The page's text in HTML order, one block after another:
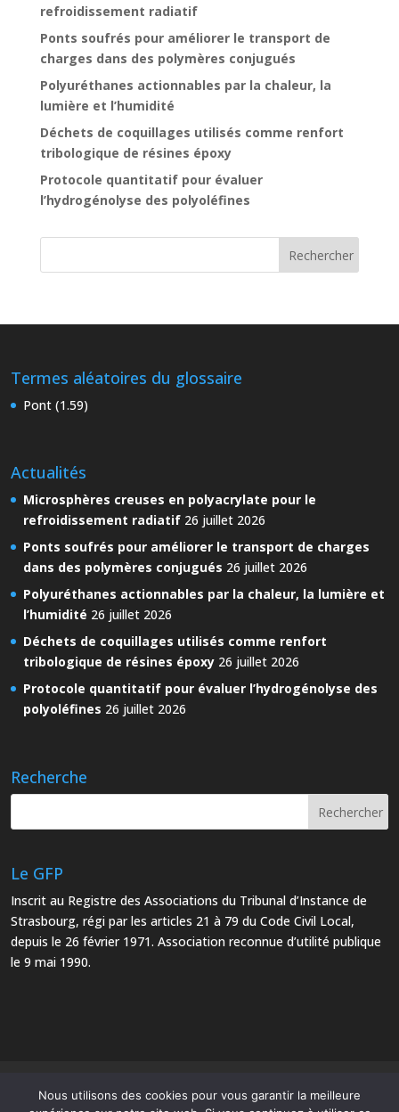
refroidissement radiatif
Ponts soufrés pour améliorer le transport de
charges dans des polymères conjugués
Polyuréthanes actionnables par la chaleur, la
lumière et l’humidité
Déchets de coquillages utilisés comme renfort
tribologique de résines époxy
Protocole quantitatif pour évaluer
l’hydrogénolyse des polyoléfines
Termes aléatoires du glossaire
Pont (1.59)
Actualités
Microsphères creuses en polyacrylate pour le
refroidissement radiatif 26 juillet 2026
Ponts soufrés pour améliorer le transport de charges
dans des polymères conjugués 26 juillet 2026
Polyuréthanes actionnables par la chaleur, la lumière et
l’humidité 26 juillet 2026
Déchets de coquillages utilisés comme renfort
tribologique de résines époxy 26 juillet 2026
Protocole quantitatif pour évaluer l’hydrogénolyse des
polyoléfines 26 juillet 2026
Recherche
Le GFP
Inscrit au Registre des Associations du Tribunal d’Instance de
Strasbourg, régi par les articles 21 à 79 du Code Civil Local,
depuis le 26 février 1971. Association reconnue d’utilité publique
le 9 mai 1990.
Nous utilisons des cookies pour vous garantir la meilleure